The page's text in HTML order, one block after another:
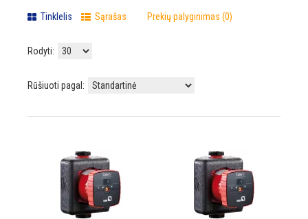
Tinklelis Sąrašas Prekių palyginimas (0)
Rodyti:
Rūšiuoti pagal: